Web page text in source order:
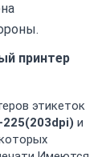
принтер
этикеток
и